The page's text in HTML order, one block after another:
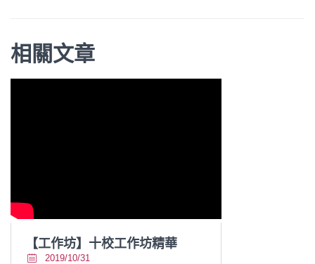
相關文章
【工作坊】十校工作坊精華
2019/10/31